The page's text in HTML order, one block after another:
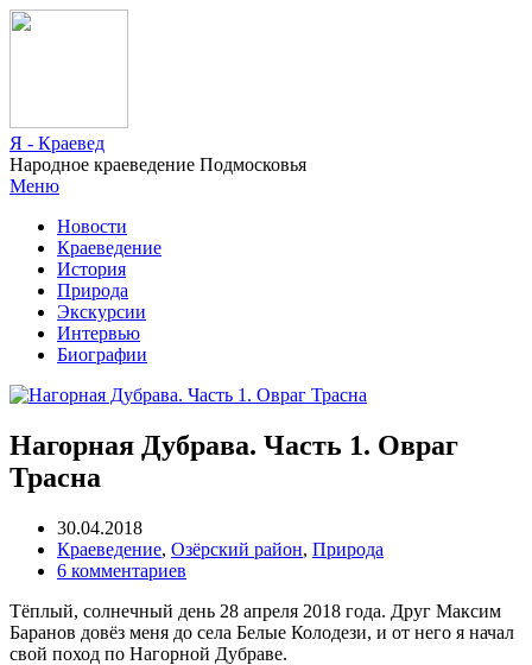
Я - Краевед
Народное краеведение Подмосковья
Меню
Новости
Краеведение
История
Природа
Экскурсии
Интервью
Биографии
Нагорная Дубрава. Часть 1. Овраг
Трасна
30.04.2018
Краеведение, Озёрский район, Природа
6 комментариев
Тёплый, солнечный день 28 апреля 2018 года. Друг Максим
Баранов довёз меня до села Белые Колодези, и от него я начал
свой поход по Нагорной Дубраве.